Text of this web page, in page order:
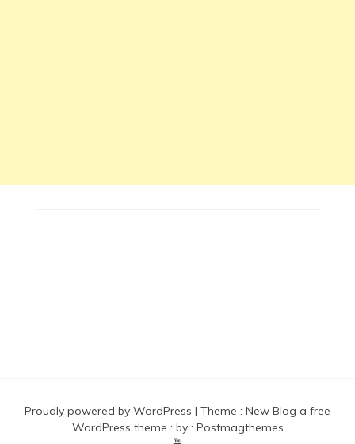
Proudly powered by WordPress | Theme : New Blog a free
WordPress theme : by : Postmagthemes